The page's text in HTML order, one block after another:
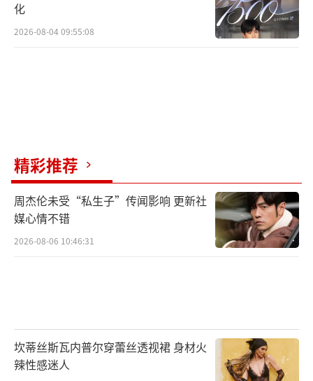
化
2026-08-04 09:55:08
精彩推荐
周杰伦未受“私生子”传闻影响 更新社
媒心情不错
2026-08-06 10:46:31
坎蒂丝斯瓦内普尔穿蕾丝透视裙 身材火
辣性感迷人